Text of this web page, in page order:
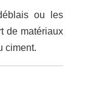
ou les
de matériaux
ciment.